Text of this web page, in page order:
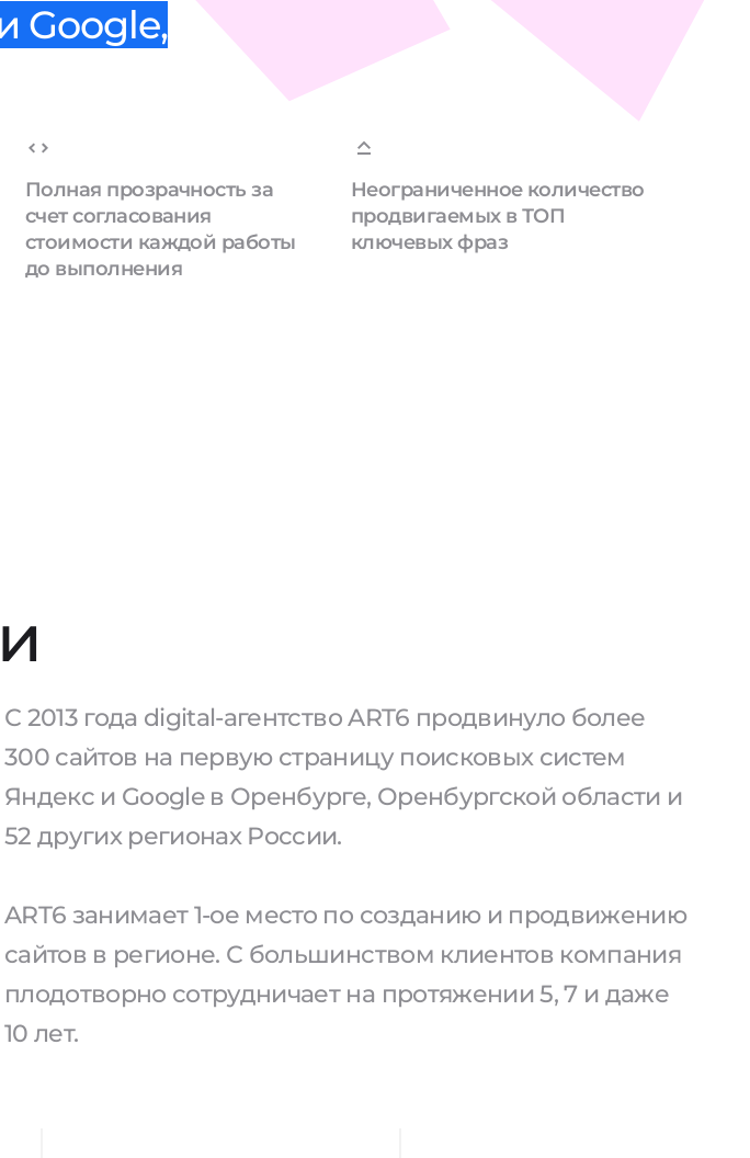
Google,
Полная прозрачность за
счет согласования
стоимости каждой работы
до выполнения
Неограниченное количество
продвигаемых в ТОП
ключевых фраз
С 2013 года digital-агентство ART6 продвинуло более
300 сайтов на первую страницу поисковых систем
Яндекс и Google в Оренбурге, Оренбургской области и
52 других регионах России.
ART6 занимает 1-ое место по созданию и продвижению
сайтов в регионе. С большинством клиентов компания
плодотворно сотрудничает на протяжении 5, 7 и даже
10 лет.